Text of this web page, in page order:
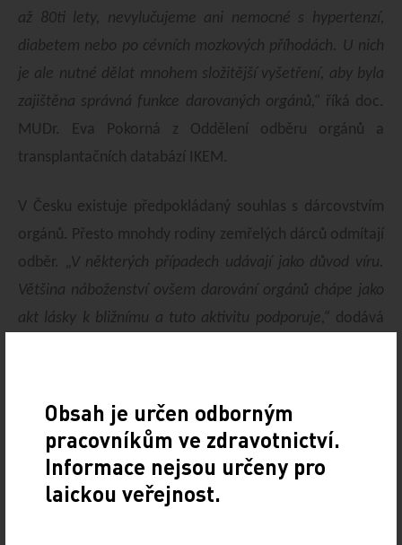
až 80ti lety, nevylučujeme ani nemocné s hypertenzí,
diabetem nebo po cévních mozkových příhodách. U nich
je ale nutné dělat mnohem složitější vyšetření, aby byla
zajištěna správná funkce darovaných orgánů,“
říká doc.
MUDr. Eva Pokorná z Oddělení odběru orgánů a
transplantačních databází IKEM.
V Česku existuje předpokládaný souhlas s dárcovstvím
orgánů. Přesto mnohdy rodiny zemřelých dárců odmítají
odběr.
„V některých případech udávají jako důvod víru.
Většina náboženství ovšem darování orgánů chápe jako
akt lásky k bližnímu a tuto aktivitu podporuje,“
dodává
Institut klinické a experimentální medicíny na podporu
dárcovství také spouští kampaň, která cílí na co nejširší
publikum s tím, že každý jednotlivec může pomoci, ať už
cizím či svým blízkým.
Obsah je určen odborným
pracovníkům ve zdravotnictví.
Informace nejsou určeny pro
laickou veřejnost.